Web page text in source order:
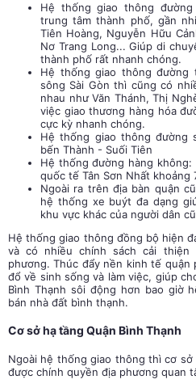
Hệ thống giao thông
trung tâm thành phố, gần
Tiên Hoàng, Nguyễn Hữu
Nơ Trang Long... Giúp di
thành phố rất nhanh chóng.
Hệ thống giao thông đường
sông Sài Gòn thì cũng có
nhau như Văn Thánh, Thị
việc giao thương hàng hóa
cực kỳ nhanh chóng.
Hệ thống giao thông
bến Thành - Suối Tiên
Hệ thống đường hàng không:
quốc tế Tân Sơn Nhất khoảng
Ngoài ra trên địa bàn quận
hệ thống xe buýt đa dạng
khu vực khác của người dân
Hệ thống giao thông đồng bộ hiện
và có nhiều chính sách cải
phương. Thúc đẩy nền kinh tế
đổ về sinh sống và làm việc, giúp
Bình Thạnh sôi động hơn bao giờ
bán nhà đất bình thạnh.
Cơ sở hạ tầng Quận Bình Thạnh
Ngoài hệ thống giao thông thì cơ sở
được chính quyền địa phương quan